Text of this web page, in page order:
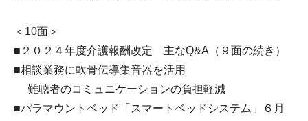
＜10面＞
■２０２４年度介護報酬改定 主なQ&A（９面の続き）
■相談業務に軟骨伝導集音器を活用
難聴者のコミュニケーションの負担軽減
■パラマウントベッド「スマートベッドシステム」６月